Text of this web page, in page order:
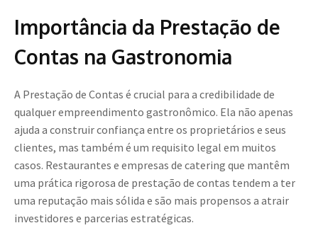
Importância da Prestação de
Contas na Gastronomia
A Prestação de Contas é crucial para a credibilidade de
qualquer empreendimento gastronômico. Ela não apenas
ajuda a construir confiança entre os proprietários e seus
clientes, mas também é um requisito legal em muitos
casos. Restaurantes e empresas de catering que mantêm
uma prática rigorosa de prestação de contas tendem a ter
uma reputação mais sólida e são mais propensos a atrair
investidores e parcerias estratégicas.